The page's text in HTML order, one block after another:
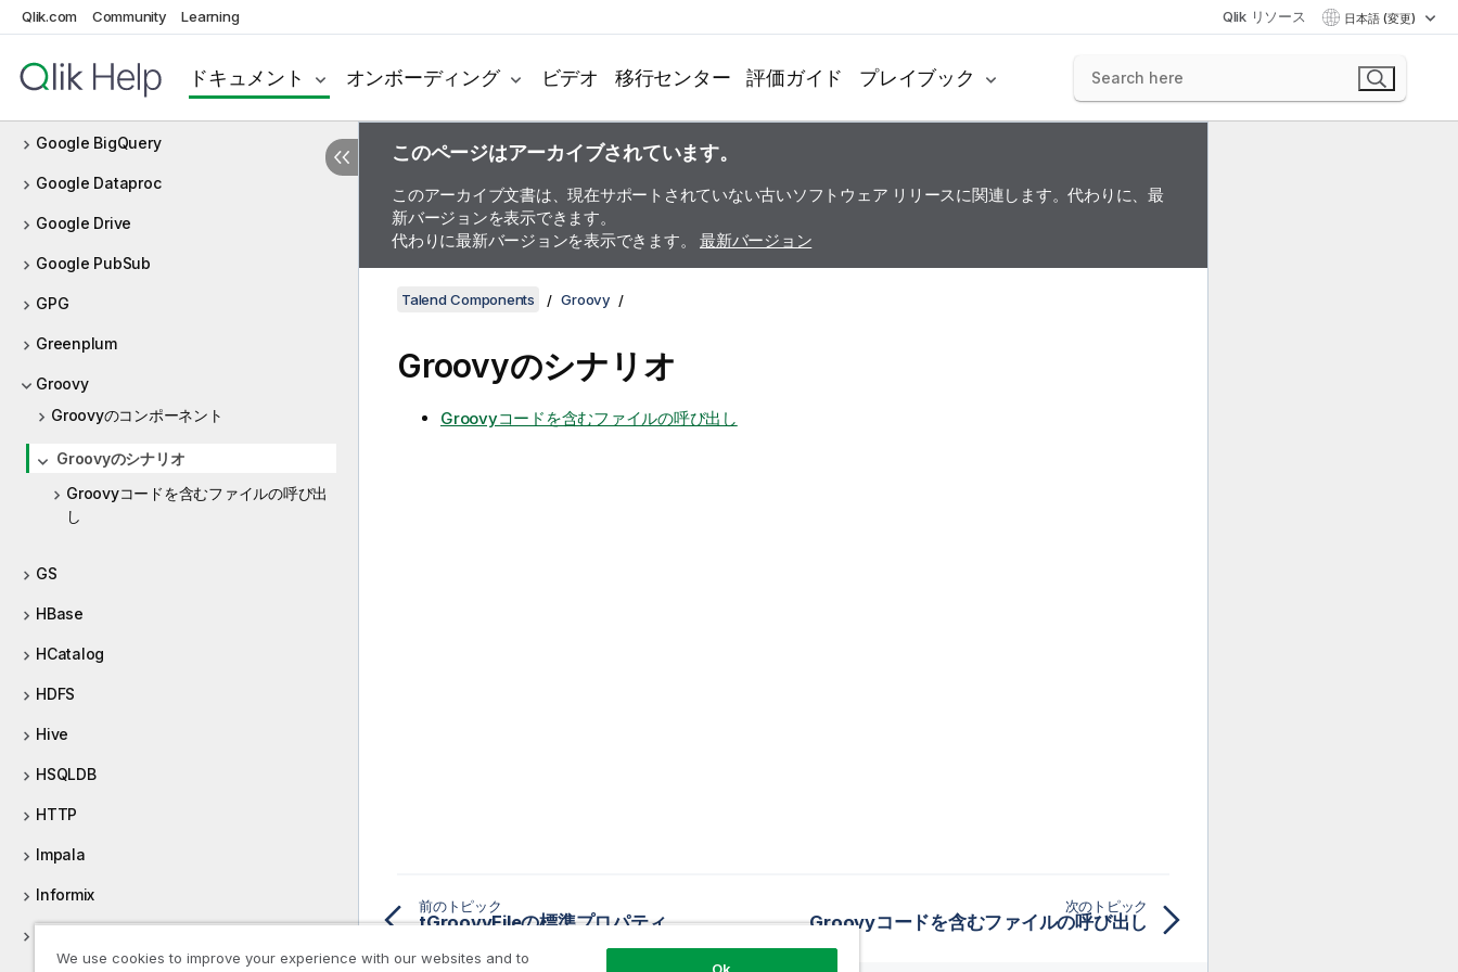
Qlik.com Community Learning Qlik リソース 日本語 (変更)
ドキュメント オンボーディング ビデオ 移行センター 評価ガイド プレイブック
FTP
FullRow
Global Variable
Google BigQuery
Google Dataproc
Google Drive
Google PubSub
GPG
Greenplum
Groovy
Groovyのコンポーネント
Groovyのシナリオ
Groovyコードを含むファイルの呼び出
し
GS
HBase
HCatalog
HDFS
Hive
HSQLDB
HTTP
Impala
Informix
このページはアーカイブされています。
このアーカイブ文書は、現在サポートされていない古いソフトウェア リリースに関連します。代わりに、最
新バージョンを表示できます。
代わりに最新バージョンを表示できます。 最新バージョン
Talend Components Groovy
Groovyのシナリオ
Groovyコードを含むファイルの呼び出し
前のトピック
tGroovyFileの標準プロパティ
次のトピック
Groovyコードを含むファイルの呼び出し
We use cookies to improve your experience with our websites and to